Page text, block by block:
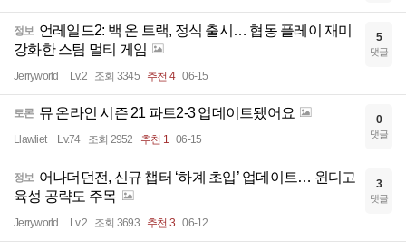
정보 언레일드2: 백 온 트랙, 정식 출시… 협동 플레이 재미
강화한 스팀 멀티 게임
Jerryworld Lv.2 조회 3345 추천 4 06-15
5
댓글
토론 뮤 온라인 시즌 21 파트2-3 업데이트됐어요
Llawliet Lv.74 조회 2952 추천 1 06-15
0
댓글
정보 어나더던전, 신규 챕터 ‘하계 초입’ 업데이트… 윈디고
육성 공략도 주목
Jerryworld Lv.2 조회 3693 추천 3 06-12
3
댓글